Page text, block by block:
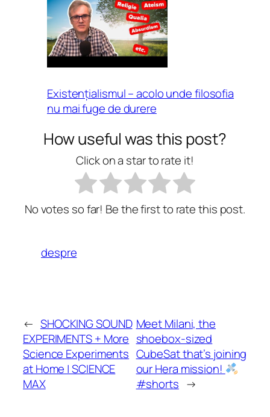
Existențialismul – acolo unde filosofia
nu mai fuge de durere
How useful was this post?
Click on a star to rate it!
No votes so far! Be the first to rate this post.
despre
← SHOCKING SOUND
EXPERIMENTS + More
Science Experiments
at Home | SCIENCE
MAX
Meet Milani, the
shoebox-sized
CubeSat that’s joining
our Hera mission!
#shorts →